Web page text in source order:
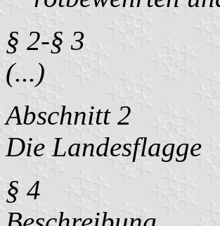
§ 2-§ 3
(...)
Abschnitt 2
Die Landesflagge
§ 4